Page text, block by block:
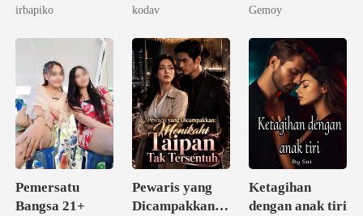
irbapiko kodav Gemoy
Pemersatu
Bangsa 21+
Pewaris yang
Dicampakkan:
Ketagihan
dengan anak tiri